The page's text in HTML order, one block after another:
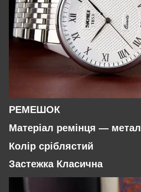
РЕМЕШОК
Матеріал ремінця — метал
Колір сріблястий
Застежка Класична